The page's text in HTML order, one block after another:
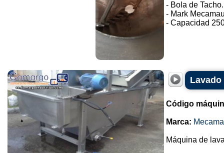
- Bola de Tacho.
- Mark
- Capacidad
Lavado
Código
Marca:
Máquina de